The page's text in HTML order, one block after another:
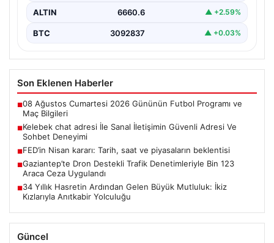
ALTIN 6660.6 ▲ +2.59%
BTC 3092837 ▲ +0.03%
Son Eklenen Haberler
■08 Ağustos Cumartesi 2026 Gününün Futbol Programı ve
Maç Bilgileri
■Kelebek chat adresi İle Sanal İletişimin Güvenli Adresi Ve
Sohbet Deneyimi
■FED’in Nisan kararı: Tarih, saat ve piyasaların beklentisi
■Gaziantep’te Dron Destekli Trafik Denetimleriyle Bin 123
Araca Ceza Uygulandı
■34 Yıllık Hasretin Ardından Gelen Büyük Mutluluk: İkiz
Kızlarıyla Anıtkabir Yolculuğu
Güncel